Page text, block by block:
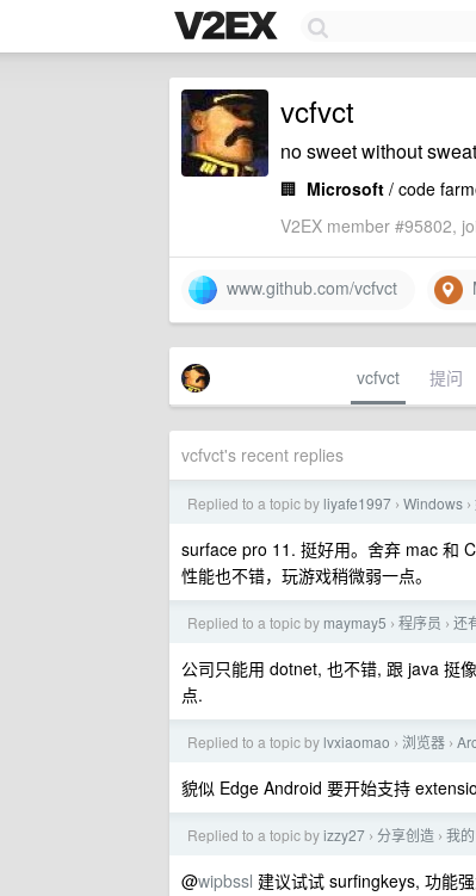
vcfvct
no sweet without sweat
🏢 Microsoft / code
V2EX member #95802,
www.github.com/vcfvct
vcfvct 提问
vcfvct's recent replies
Replied to a topic by liyafe1997 › Windows ›
surface pro 11. 挺好用。舍弃 mac 和
性能也不错，玩游戏稍微弱一点。
Replied to a topic by maymay5 › 程序员 › 还
公司只能用 dotnet, 也不错, 跟 java 挺
点.
Replied to a topic by lvxiaomao › 浏览器 ›
貌似 Edge Android 要开始支持
Replied to a topic byizzy27 › 分享创造 › 我
@wipbssl 建议试试 surfingkeys, 功能